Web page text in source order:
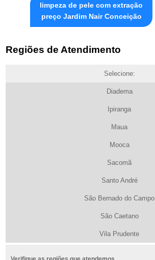
limpeza de pele com extração
preço Jardim Nair Conceição
Regiões de Atendimento
Selecione:
Diadema
Ipiranga
Maua
Mooca
Sacomã
Santo André
São Bernado do Campo
São Caetano
Vila Prudente